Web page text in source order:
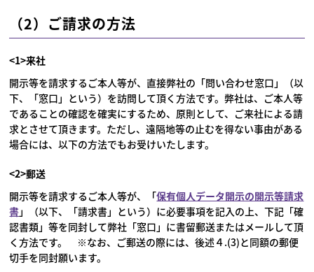
（2）ご請求の方法
<1>来社
開示等を請求するご本人等が、直接弊社の「問い合わせ窓口」（以
下、「窓口」という）を訪問して頂く方法です。弊社は、ご本人等
であることの確認を確実にするため、原則として、ご来社による請
求とさせて頂きます。ただし、遠隔地等の止むを得ない事由がある
場合には、以下の方法でもお受けいたします。
<2>郵送
開示等を請求するご本人等が、「保有個人データ開示の開示等請求
書」（以下、「請求書」という）に必要事項を記入の上、下記「確
認書類」等を同封して弊社「窓口」に書留郵送またはメールして頂
く方法です。 ※なお、ご郵送の際には、後述４.(3)と同額の郵便
切手を同封願います。